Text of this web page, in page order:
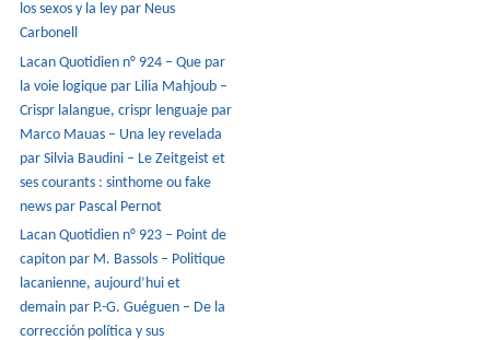
los sexos y la ley par Neus
Carbonell
Lacan Quotidien n° 924 – Que par
la voie logique par Lilia Mahjoub –
Crispr lalangue, crispr lenguaje par
Marco Mauas – Una ley revelada
par Silvia Baudini – Le Zeitgeist et
ses courants : sinthome ou fake
news par Pascal Pernot
Lacan Quotidien n° 923 – Point de
capiton par M. Bassols – Politique
lacanienne, aujourd’hui et
demain par P.-G. Guéguen – De la
corrección política y sus